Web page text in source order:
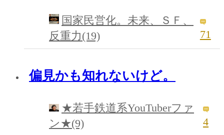
国家民営化。未来、ＳＦ、
反重力(19)
71
偏見かも知れないけど。
★若手鉄道系YouTuberファ
ン★(9)
4